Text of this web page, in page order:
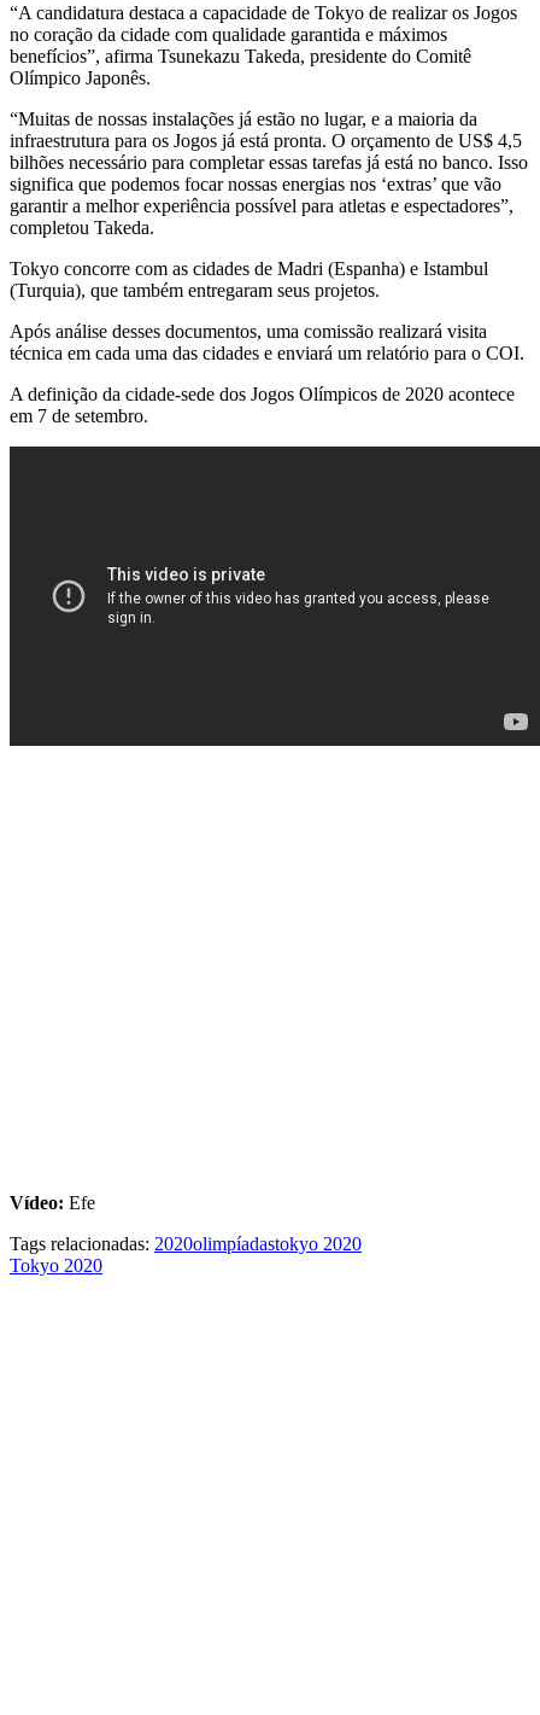
“A candidatura destaca a capacidade de Tokyo de realizar os Jogos
no coração da cidade com qualidade garantida e máximos
benefícios”, afirma Tsunekazu Takeda, presidente do Comitê
Olímpico Japonês.
“Muitas de nossas instalações já estão no lugar, e a maioria da
infraestrutura para os Jogos já está pronta. O orçamento de US$ 4,5
bilhões necessário para completar essas tarefas já está no banco. Isso
significa que podemos focar nossas energias nos ‘extras’ que vão
garantir a melhor experiência possível para atletas e espectadores”,
completou Takeda.
Tokyo concorre com as cidades de Madri (Espanha) e Istambul
(Turquia), que também entregaram seus projetos.
Após análise desses documentos, uma comissão realizará visita
técnica em cada uma das cidades e enviará um relatório para o COI.
A definição da cidade-sede dos Jogos Olímpicos de 2020 acontece
em 7 de setembro.
Vídeo: Efe
Tags relacionadas: 2020olimpíadastokyo 2020
Tokyo 2020